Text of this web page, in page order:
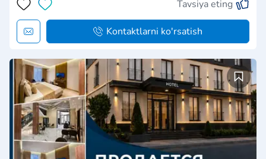
Tavsiya eting
Kontaktlarni ko'rsatish